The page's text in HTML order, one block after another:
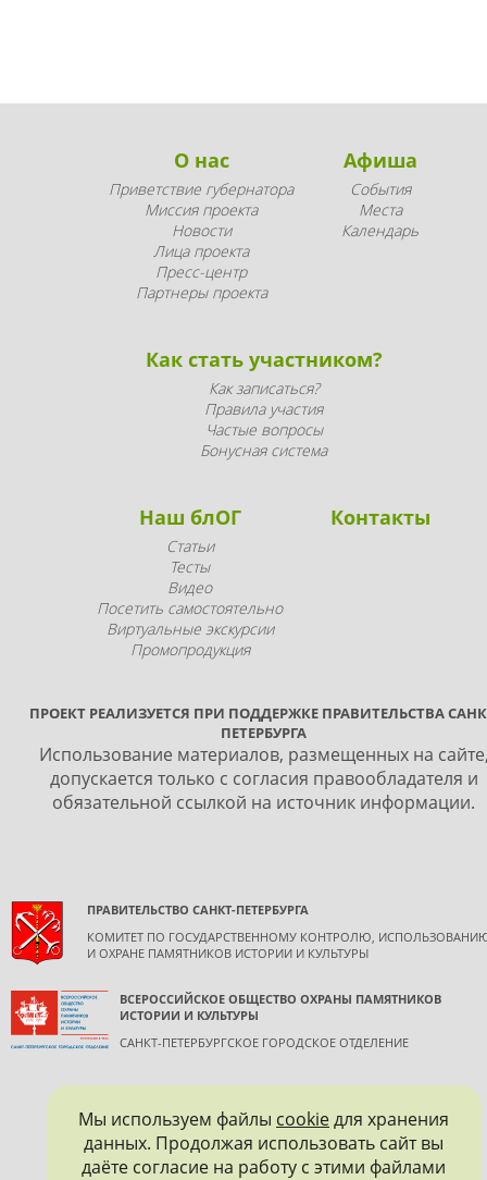
О нас
Приветствие губернатора
Миссия проекта
Новости
Лица проекта
Пресс-центр
Партнеры проекта
Афиша
События
Места
Календарь
Как стать участником?
Как записаться?
Правила участия
Частые вопросы
Бонусная система
Наш блОГ
Статьи
Тесты
Видео
Посетить самостоятельно
Виртуальные экскурсии
Промопродукция
Контакты
ПРОЕКТ РЕАЛИЗУЕТСЯ ПРИ ПОДДЕРЖКЕ ПРАВИТЕЛЬСТВА
ПЕТЕРБУРГА
Использование материалов, размещенных на
допускается только с согласия правообладателя и
обязательной ссылкой на источник информации.
ПРАВИТЕЛЬСТВО САНКТ-ПЕТЕРБУРГА
КОМИТЕТ ПО ГОСУДАРСТВЕННОМУ КОНТРОЛЮ,
И ОХРАНЕ ПАМЯТНИКОВ ИСТОРИИ И КУЛЬТУРЫ
ВСЕРОССИЙСКОЕ ОБЩЕСТВО ОХРАНЫ ПАМЯТНИКОВ
ИСТОРИИ И КУЛЬТУРЫ
САНКТ-ПЕТЕРБУРГСКОЕ ГОРОДСКОЕ ОТДЕЛЕНИЕ
Мы используем файлы cookieдля хранения
данных. Продолжая использовать сайт вы
даёте согласие на работу с этими файлами